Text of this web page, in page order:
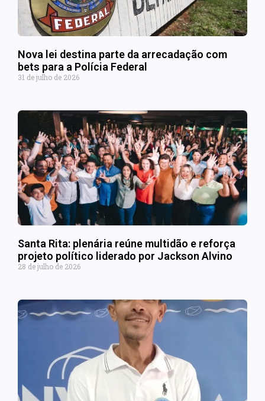
Nova lei destina parte da arrecadação com
bets para a Polícia Federal
31 de julho de 2026
Santa Rita: plenária reúne multidão e reforça
projeto político liderado por Jackson Alvino
28 de julho de 2026